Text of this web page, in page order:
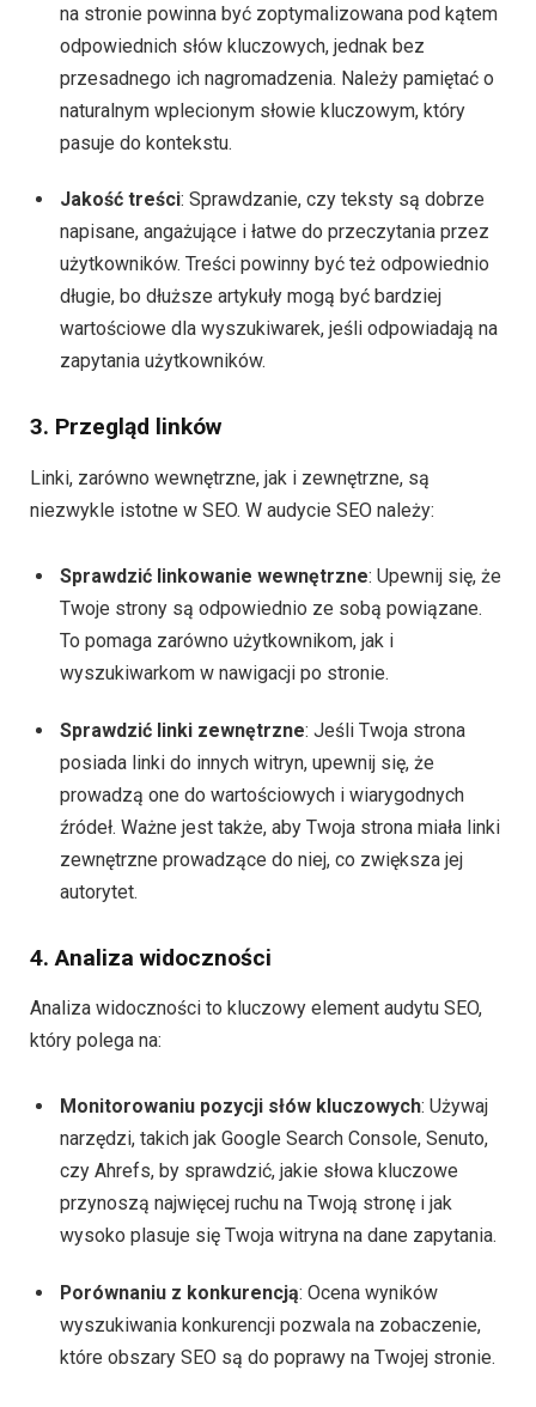
na stronie powinna być zoptymalizowana pod kątem
odpowiednich słów kluczowych, jednak bez
przesadnego ich nagromadzenia. Należy pamiętać o
naturalnym wplecionym słowie kluczowym, który
pasuje do kontekstu.
Jakość treści: Sprawdzanie, czy teksty są dobrze
napisane, angażujące i łatwe do przeczytania przez
użytkowników. Treści powinny być też odpowiednio
długie, bo dłuższe artykuły mogą być bardziej
wartościowe dla wyszukiwarek, jeśli odpowiadają na
zapytania użytkowników.
3. Przegląd linków
Linki, zarówno wewnętrzne, jak i zewnętrzne, są
niezwykle istotne w SEO. W audycie SEO należy:
Sprawdzić linkowanie wewnętrzne: Upewnij się, że
Twoje strony są odpowiednio ze sobą powiązane.
To pomaga zarówno użytkownikom, jak i
wyszukiwarkom w nawigacji po stronie.
Sprawdzić linki zewnętrzne: Jeśli Twoja strona
posiada linki do innych witryn, upewnij się, że
prowadzą one do wartościowych i wiarygodnych
źródeł. Ważne jest także, aby Twoja strona miała linki
zewnętrzne prowadzące do niej, co zwiększa jej
autorytet.
4. Analiza widoczności
Analiza widoczności to kluczowy element audytu SEO,
który polega na:
Monitorowaniu pozycji słów kluczowych: Używaj
narzędzi, takich jak Google Search Console, Senuto,
czy Ahrefs, by sprawdzić, jakie słowa kluczowe
przynoszą najwięcej ruchu na Twoją stronę i jak
wysoko plasuje się Twoja witryna na dane zapytania.
Porównaniu z konkurencją: Ocena wyników
wyszukiwania konkurencji pozwala na zobaczenie,
które obszary SEO są do poprawy na Twojej stronie.